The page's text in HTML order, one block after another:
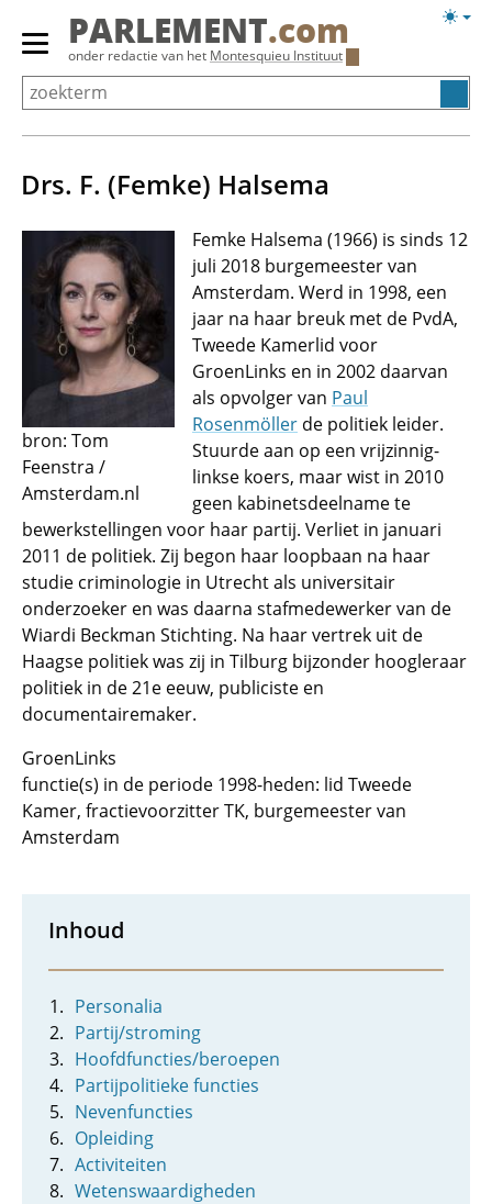
Overslaan
Primair
menu
tonen/verbergen
PARLEMENT.com
onder redactie van het Montesquieu Instituut
Drs. F. (Femke) Halsema
bron: Tom
Feenstra /
Amsterdam.nl
Femke Halsema (1966) is sinds 12
juli 2018 burgemeester van
Amsterdam. Werd in 1998, een
jaar na haar breuk met de PvdA,
Tweede Kamerlid voor
GroenLinks en in 2002 daarvan
als opvolger van Paul
Rosenmöller de politiek leider.
Stuurde aan op een vrijzinnig-
linkse koers, maar wist in 2010
geen kabinetsdeelname te
bewerkstellingen voor haar partij. Verliet in januari
2011 de politiek. Zij begon haar loopbaan na haar
studie criminologie in Utrecht als universitair
onderzoeker en was daarna stafmedewerker van de
Wiardi Beckman Stichting. Na haar vertrek uit de
Haagse politiek was zij in Tilburg bijzonder hoogleraar
politiek in de 21e eeuw, publiciste en
documentairemaker.
GroenLinks
functie(s) in de periode 1998-heden: lid Tweede
Kamer, fractievoorzitter TK, burgemeester van
Amsterdam
Inhoud
Personalia
Partij/stroming
Hoofdfuncties/beroepen
Partijpolitieke functies
Nevenfuncties
Opleiding
Activiteiten
Wetenswaardigheden